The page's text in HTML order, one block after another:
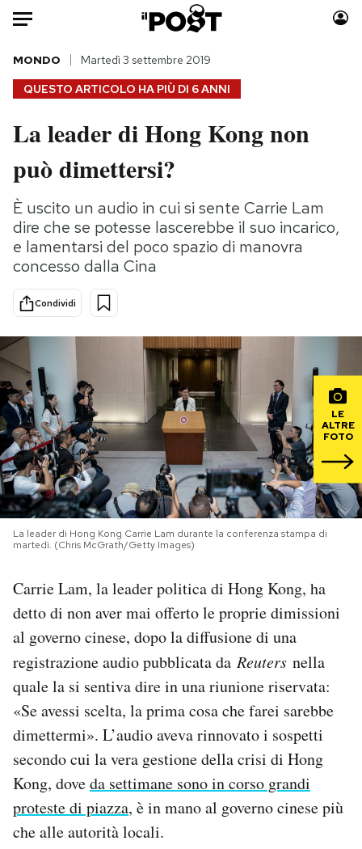
Auto
HOME
Italia
Politica
Tecnologia
Internet
Scienza
Cultura
Economia
Moda
Storie/Idee
Ok Boomer!
Media
PODCAST
NEWSLETTER
I MIEI PREFERITI
SHOP
CALENDARIO
AREA PERSONALE
Area Personale
Newsletter
Notifiche mobile
Regala il Post
Hai bisogno di aiuto?
QUESTO ARTICOLO HA PIÙ DI 6 ANNI
MONDO Martedì 3 settembre 2019
La leader di Hong Kong non
può dimettersi?
È uscito un audio in cui si sente Carrie Lam
dire che se potesse lascerebbe il suo incarico,
e lamentarsi del poco spazio di manovra
concesso dalla Cina
Condividi
LE
ALTRE
FOTO
La leader di Hong Kong Carrie Lam durante la conferenza stampa di
martedì. (Chris McGrath/Getty Images)
Carrie Lam, la leader politica di Hong Kong, ha
detto di non aver mai offerto le proprie dimissioni
al governo cinese, dopo la diffusione di una
registrazione audio pubblicata da Reuters nella
quale la si sentiva dire in una riunione riservata:
«Se avessi scelta, la prima cosa che farei sarebbe
dimettermi». L’audio aveva rinnovato i sospetti
secondo cui la vera gestione della crisi di Hong
Kong, doveda settimane sono in corso grandi
proteste di piazza, è in mano al governo cinese più
che alle autorità locali.